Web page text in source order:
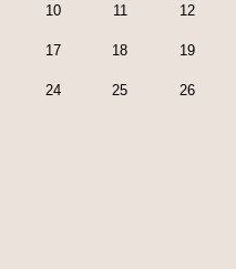
10 11 12
17 18 19
24 25 26